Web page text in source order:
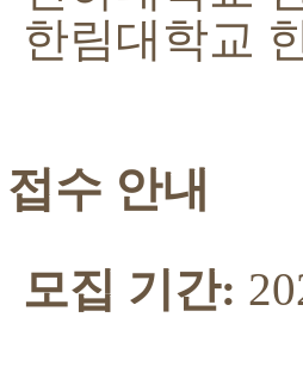
한림대학교
접수 안내
모집 기간: